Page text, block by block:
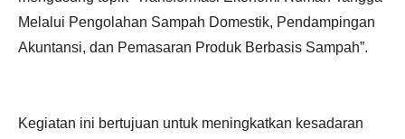
Melalui Pengolahan Sampah Domestik, Pendampingan
Akuntansi, dan Pemasaran Produk Berbasis Sampah”.
Kegiatan ini bertujuan untuk meningkatkan kesadaran